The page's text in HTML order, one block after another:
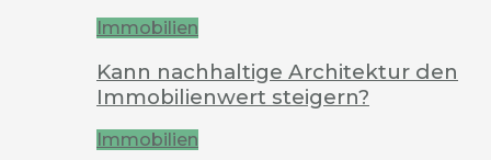
Immobilien
Kann nachhaltige Architektur den
Immobilienwert steigern?
Immobilien